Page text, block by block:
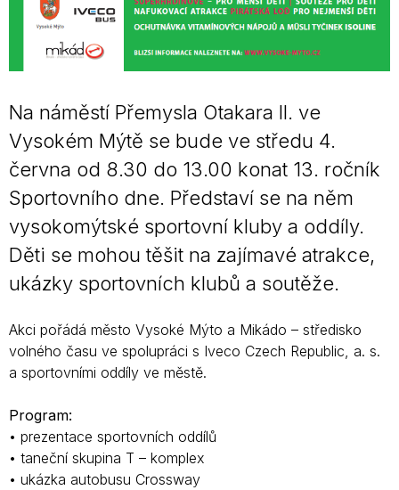
Na náměstí Přemysla Otakara II. ve
Vysokém Mýtě se bude ve středu 4.
června od 8.30 do 13.00 konat 13. ročník
Sportovního dne. Představí se na něm
vysokomýtské sportovní kluby a oddíly.
Děti se mohou těšit na zajímavé atrakce,
ukázky sportovních klubů a soutěže.
Akci pořádá město Vysoké Mýto a Mikádo – středisko
volného času ve spolupráci s Iveco Czech Republic, a. s.
a sportovními oddíly ve městě.
Program:
• prezentace sportovních oddílů
• taneční skupina T – komplex
• ukázka autobusu Crossway